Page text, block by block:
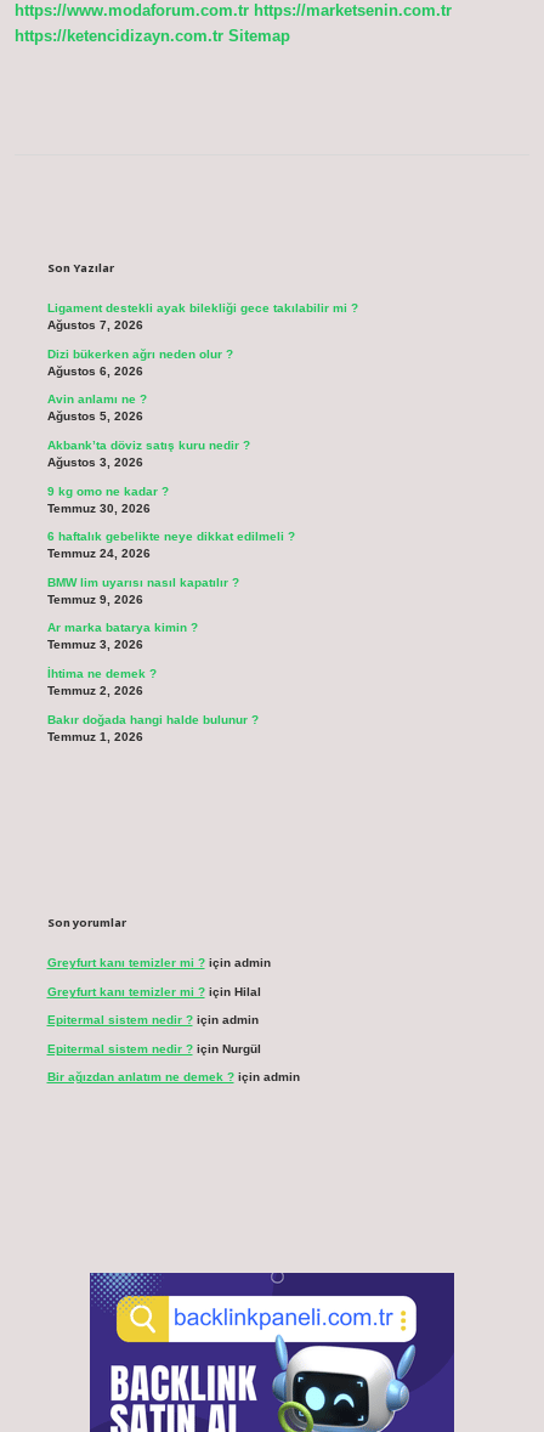
https://www.modaforum.com.tr https://marketsenin.com.tr
https://ketencidizayn.com.tr Sitemap
Son Yazılar
Ligament destekli ayak bilekliği gece takılabilir mi ?
Ağustos 7, 2026
Dizi bükerken ağrı neden olur ?
Ağustos 6, 2026
Avin anlamı ne ?
Ağustos 5, 2026
Akbank’ta döviz satış kuru nedir ?
Ağustos 3, 2026
9 kg omo ne kadar ?
Temmuz 30, 2026
6 haftalık gebelikte neye dikkat edilmeli ?
Temmuz 24, 2026
BMW lim uyarısı nasıl kapatılır ?
Temmuz 9, 2026
Ar marka batarya kimin ?
Temmuz 3, 2026
İhtima ne demek ?
Temmuz 2, 2026
Bakır doğada hangi halde bulunur ?
Temmuz 1, 2026
Son yorumlar
Greyfurt kanı temizler mi ?için admin
Greyfurt kanı temizler mi ?için Hilal
Epitermal sistem nedir ?için admin
Epitermal sistem nedir ?için Nurgül
Bir ağızdan anlatım ne demek ?için admin